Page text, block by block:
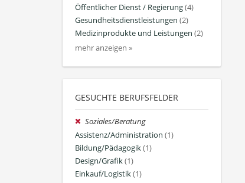
Öffentlicher Dienst / Regierung(4)
Gesundheitsdienstleistungen (2)
Medizinprodukte und Leistungen (2)
mehr anzeigen »
GESUCHTE BERUFSFELDER
Soziales/Beratung
Assistenz/Administration (1)
Bildung/Pädagogik(1)
Design/Grafik(1)
Einkauf/Logistik(1)